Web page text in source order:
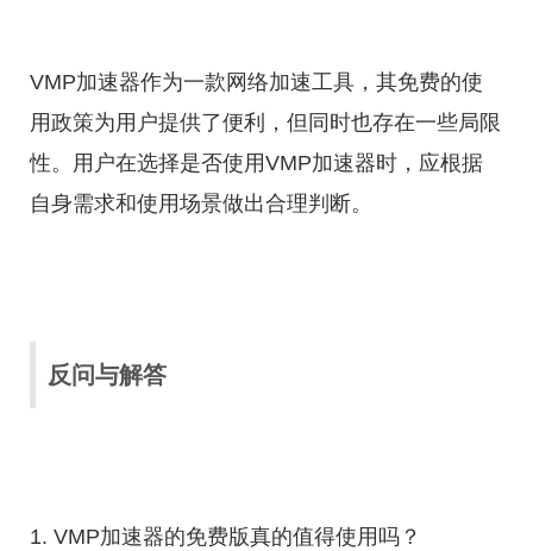
VMP加速器作为一款网络加速工具，其免费的使
用政策为用户提供了便利，但同时也存在一些局限
性。用户在选择是否使用VMP加速器时，应根据
自身需求和使用场景做出合理判断。
反问与解答
1. VMP加速器的免费版真的值得使用吗？